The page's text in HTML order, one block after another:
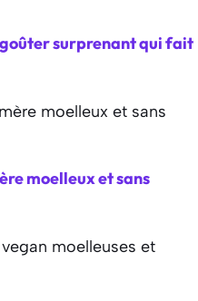
surprenant qui fait
moelleux et sans